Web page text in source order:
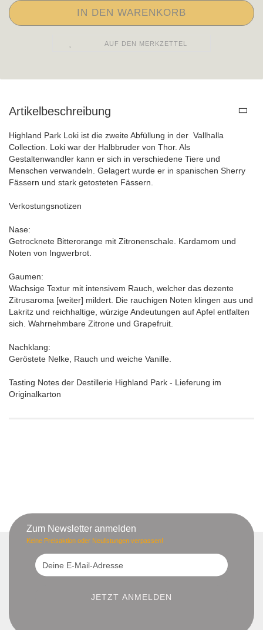
AUF DEN MERKZETTEL
Artikelbeschreibung
Highland Park Loki ist die zweite Abfüllung in der Vallhalla
Collection. Loki war der Halbbruder von Thor. Als
Gestaltenwandler kann er sich in verschiedene Tiere und
Menschen verwandeln. Gelagert wurde er in spanischen Sherry
Fässern und stark getosteten Fässern.
Verkostungsnotizen
Nase:
Getrocknete Bitterorange mit Zitronenschale. Kardamom und
Noten von Ingwerbrot.
Gaumen:
Wachsige Textur mit intensivem Rauch, welcher das dezente
Zitrusaroma [weiter] mildert. Die rauchigen Noten klingen aus und
Lakritz und reichhaltige, würzige Andeutungen auf Apfel entfalten
sich. Wahrnehmbare Zitrone und Grapefruit.
Nachklang:
Geröstete Nelke, Rauch und weiche Vanille.
Tasting Notes der Destillerie Highland Park - Lieferung im
Originalkarton
Zum Newsletter anmelden
Keine Preisaktion oder Neulistungen verpassen!